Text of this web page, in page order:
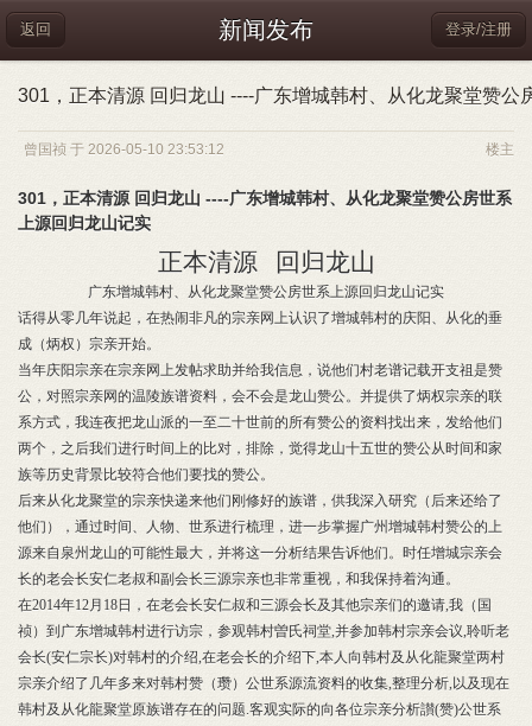
新闻发布
返回 登录/注册
301，正本清源 回归龙山 ----广东增城韩村、从化龙聚堂赞公
楼主
曾国祯 于 2026-05-10 23:53:12
301，正本清源 回归龙山 ----广东增城韩村、从化龙聚堂赞公房世系
上源回归龙山记实
正本清源 回归龙山
广东增城韩村、从化龙聚堂赞公房世系上源回归龙山记实
话得从零几年说起，在热闹非凡的宗亲网上认识了增城韩村的庆阳、从化的垂
成（炳权）宗亲开始。
当年庆阳宗亲在宗亲网上发帖求助并给我信息，说他们村老谱记载开支祖是赞
公，对照宗亲网的温陵族谱资料，会不会是龙山赞公。并提供了炳权宗亲的联
系方式，我连夜把龙山派的一至二十世前的所有赞公的资料找出来，发给他们
两个，之后我们进行时间上的比对，排除，觉得龙山十五世的赞公从时间和家
族等历史背景比较符合他们要找的赞公。
后来从化龙聚堂的宗亲快递来他们刚修好的族谱，供我深入研究（后来还给了
他们），通过时间、人物、世系进行梳理，进一步掌握广州增城韩村赞公的上
源来自泉州龙山的可能性最大，并将这一分析结果告诉他们。时任增城宗亲会
长的老会长安仁老叔和副会长三源宗亲也非常重视，和我保持着沟通。
在2014年12月18日，在老会长安仁叔和三源会长及其他宗亲们的邀请,我（国
祯）到广东增城韩村进行访宗，参观韩村曽氏祠堂,并参加韩村宗亲会议,聆听老
会长(安仁宗长)对韩村的介绍,在老会长的介绍下,本人向韩村及从化龍聚堂两村
宗亲介绍了几年多来对韩村赞（瓒）公世系源流资料的收集,整理分析,以及现在
韩村及从化龍聚堂原族谱存在的问题.客观实际的向各位宗亲分析讃(赞)公世系